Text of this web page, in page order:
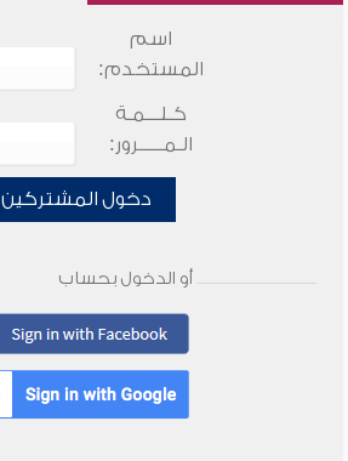
اسم
المستخدم:
كـلـــمـة
الـمـــــرور:
دخول المشتركين
أو الدخول بحساب